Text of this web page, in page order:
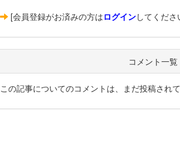
[会員登録がお済みの方はログインしてくださ
コメント一覧
この記事についてのコメントは、まだ投稿されて